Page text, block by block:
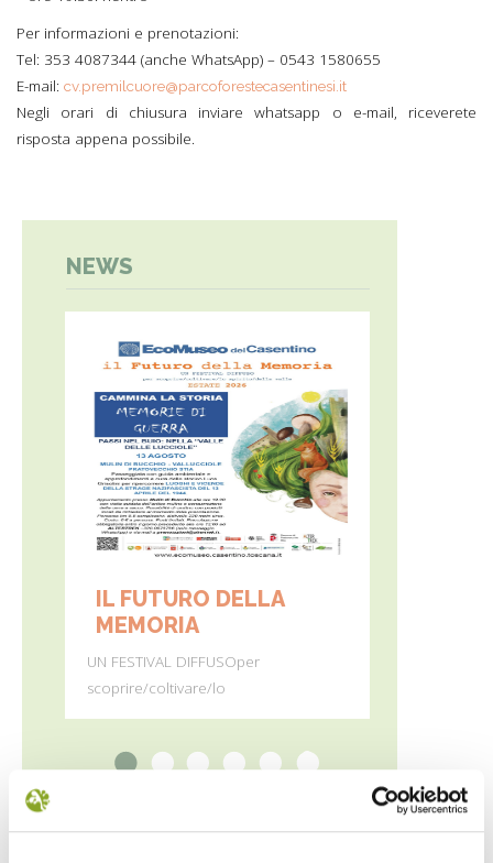
Per informazioni e prenotazioni:
Tel: 353 4087344 (anche WhatsApp) – 0543 1580655
E-mail: cv.premilcuore@parcoforestecasentinesi.it
Negli orari di chiusura inviare whatsapp o e-mail, riceverete
risposta appena possibile.
NEWS
IL FUTURO DELLA
MEMORIA
UN FESTIVAL DIFFUSOper
scoprire/coltivare/lo
1 2 3 4 5 6